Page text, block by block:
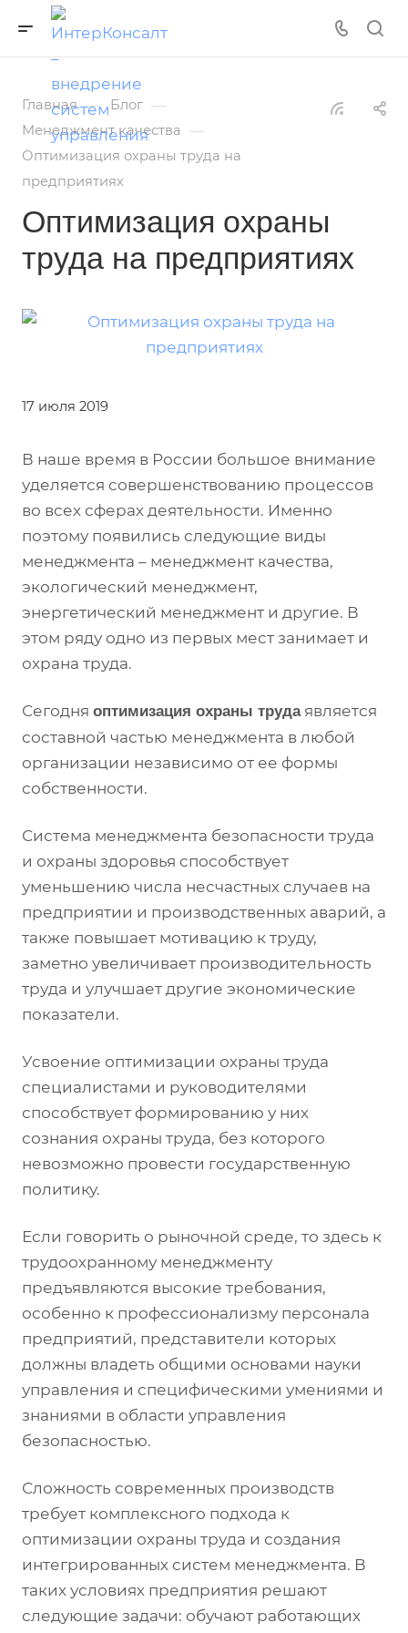
Главная — Блог —
Менеджмент качества —
Оптимизация охраны труда на
предприятиях
Оптимизация охраны
труда на предприятиях
17 июля 2019
В наше время в России большое внимание
уделяется совершенствованию процессов
во всех сферах деятельности. Именно
поэтому появились следующие виды
менеджмента – менеджмент качества,
экологический менеджмент,
энергетический менеджмент и другие. В
этом ряду одно из первых мест занимает и
охрана труда.
Сегодня оптимизация охраны трудаявляется
составной частью менеджмента в любой
организации независимо от ее формы
собственности.
Система менеджмента безопасности труда
и охраны здоровья способствует
уменьшению числа несчастных случаев на
предприятии и производственных аварий, а
также повышает мотивацию к труду,
заметно увеличивает производительность
труда и улучшает другие экономические
показатели.
Усвоение оптимизации охраны труда
специалистами и руководителями
способствует формированию у них
сознания охраны труда, без которого
невозможно провести государственную
политику.
Если говорить о рыночной среде, то здесь к
трудоохранному менеджменту
предъявляются высокие требования,
особенно к профессионализму персонала
предприятий, представители которых
должны владеть общими основами науки
управления и специфическими умениями и
знаниями в области управления
безопасностью.
Сложность современных производств
требует комплексного подхода к
оптимизации охраны труда и создания
интегрированных систем менеджмента. В
таких условиях предприятия решают
следующие задачи: обучают работающих